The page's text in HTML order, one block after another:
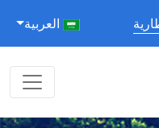
العربية